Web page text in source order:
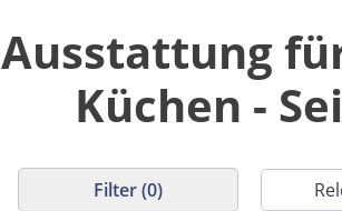
Ausstattung
Küchen -
Filter (0)